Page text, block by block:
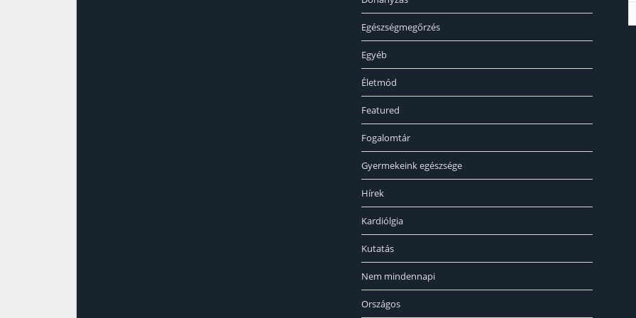
Egészségmegőrzés
Egyéb
Életmód
Featured
Fogalomtár
Gyermekeink egészsége
Hírek
Kardiólgia
Kutatás
Nem mindennapi
Országos